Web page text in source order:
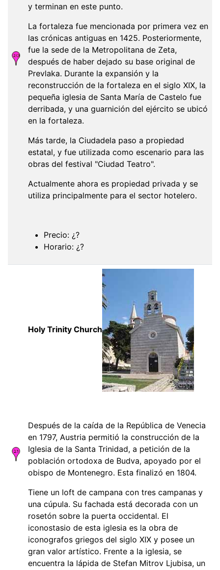
y terminan en este punto.
La fortaleza fue mencionada por primera vez en
las crónicas antiguas en 1425. Posteriormente,
fue la sede de la Metropolitana de Zeta,
después de haber dejado su base original de
Prevlaka. Durante la expansión y la
reconstrucción de la fortaleza en el siglo XIX, la
pequeña iglesia de Santa María de Castelo fue
derribada, y una guarnición del ejército se ubicó
en la fortaleza.
Más tarde, la Ciudadela paso a propiedad
estatal, y fue utilizada como escenario para las
obras del festival "Ciudad Teatro".
Actualmente ahora es propiedad privada y se
utiliza principalmente para el sector hotelero.
Precio: ¿?
Horario: ¿?
Holy Trinity Church
Después de la caída de la República de Venecia
en 1797, Austria permitió la construcción de la
Iglesia de la Santa Trinidad, a petición de la
población ortodoxa de Budva, apoyado por el
obispo de Montenegro. Esta finalizó en 1804.
Tiene un loft de campana con tres campanas y
una cúpula. Su fachada está decorada con un
rosetón sobre la puerta occidental. El
iconostasio de esta iglesia es la obra de
iconografos griegos del siglo XIX y posee un
gran valor artístico. Frente a la iglesia, se
encuentra la lápida de Stefan Mitrov Ljubisa, un